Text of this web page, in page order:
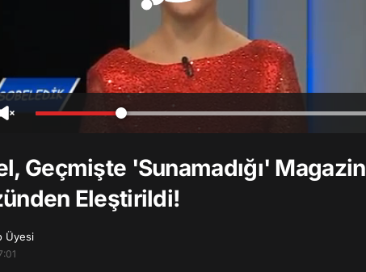
Geçmişte 'Sunamadığı' Magazin
Eleştirildi!
Üyesi